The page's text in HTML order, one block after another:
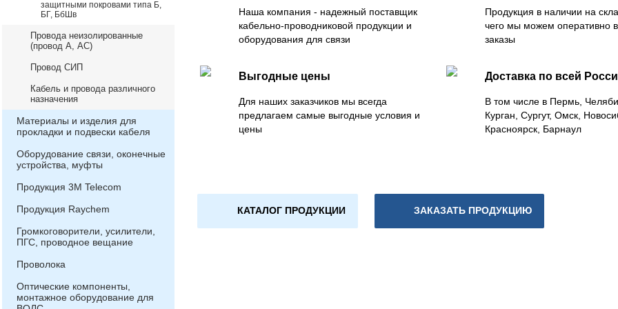
защитными покровами типа Б,
БГ, БбШв
Провода неизолированные
(провод А, АС)
Провод СИП
Кабель и провода различного
назначения
Материалы и изделия для
прокладки и подвески кабеля
Оборудование связи, оконечные
устройства, муфты
Продукция 3М Telecom
Продукция Raychem
Громкоговорители, усилители,
ПГС, проводное вещание
Проволока
Оптические компоненты,
монтажное оборудование для
Наша компания - надежный поставщик
кабельно-проводниковой продукции и
оборудования для связи
Продукция в наличии на
чего мы можем оперативно
заказы
Выгодные цены
Для наших заказчиков мы всегда
предлагаем самые выгодные условия и
цены
Доставка по всей
В том числе в Пермь,
Курган, Сургут, Омск,
Красноярск, Барнаул
КАТАЛОГ ПРОДУКЦИИ ЗАКАЗАТЬ ПРОДУКЦИЮ